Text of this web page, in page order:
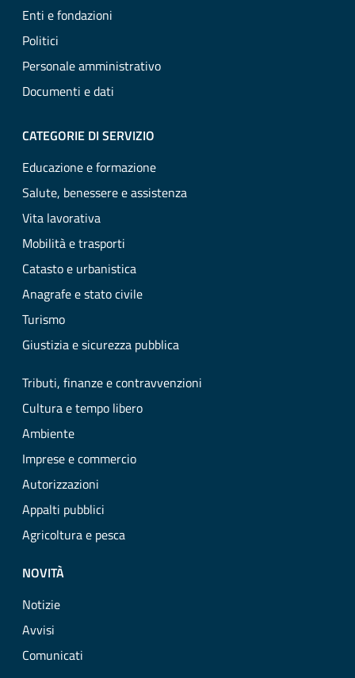
Enti e fondazioni
Politici
Personale amministrativo
Documenti e dati
CATEGORIE DI SERVIZIO
Educazione e formazione
Salute, benessere e assistenza
Vita lavorativa
Mobilità e trasporti
Catasto e urbanistica
Anagrafe e stato civile
Turismo
Giustizia e sicurezza pubblica
Tributi, finanze e contravvenzioni
Cultura e tempo libero
Ambiente
Imprese e commercio
Autorizzazioni
Appalti pubblici
Agricoltura e pesca
NOVITÀ
Notizie
Avvisi
Comunicati